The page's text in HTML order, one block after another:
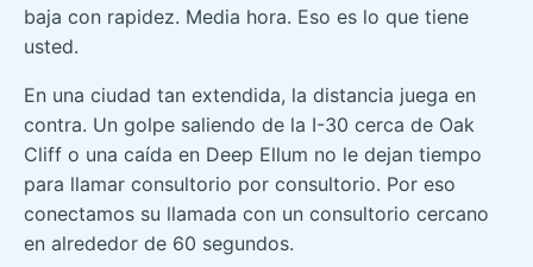
baja con rapidez. Media hora. Eso es lo que tiene
usted.
En una ciudad tan extendida, la distancia juega en
contra. Un golpe saliendo de la I-30 cerca de Oak
Cliff o una caída en Deep Ellum no le dejan tiempo
para llamar consultorio por consultorio. Por eso
conectamos su llamada con un consultorio cercano
en alrededor de 60 segundos.